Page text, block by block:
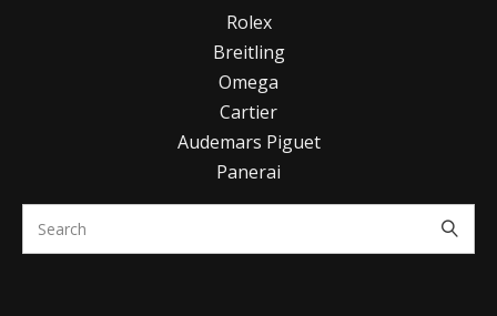
Rolex
Breitling
Omega
Cartier
Audemars Piguet
Panerai